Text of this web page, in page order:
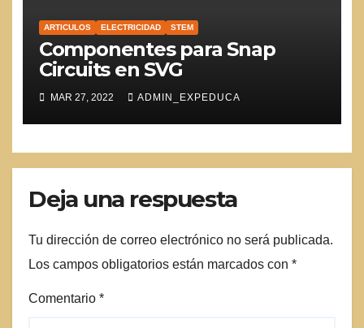
ARTICULOS ELECTRICIDAD STEM
Componentes para Snap
Circuits en SVG
MAR 27, 2022 ADMIN_EXPEDUCA
Deja una respuesta
Tu dirección de correo electrónico no será publicada.
Los campos obligatorios están marcados con *
Comentario *